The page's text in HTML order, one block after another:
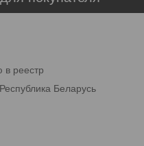
в реестр
Беларусь